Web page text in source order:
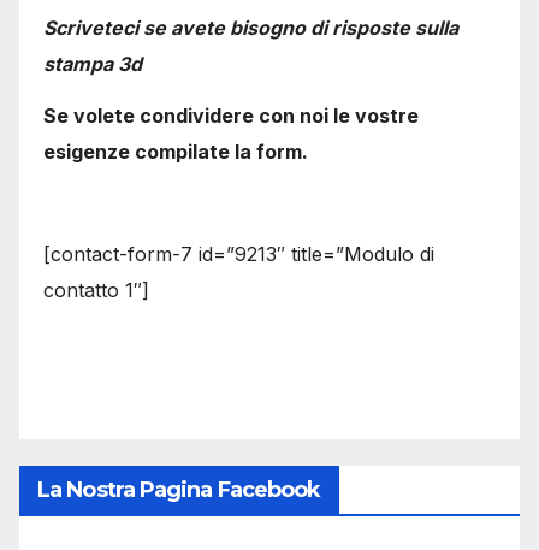
Scriveteci se avete bisogno di risposte sulla
stampa 3d
Se volete condividere con noi le vostre
esigenze compilate la form.
[contact-form-7 id=”9213″ title=”Modulo di
contatto 1″]
La Nostra Pagina Facebook